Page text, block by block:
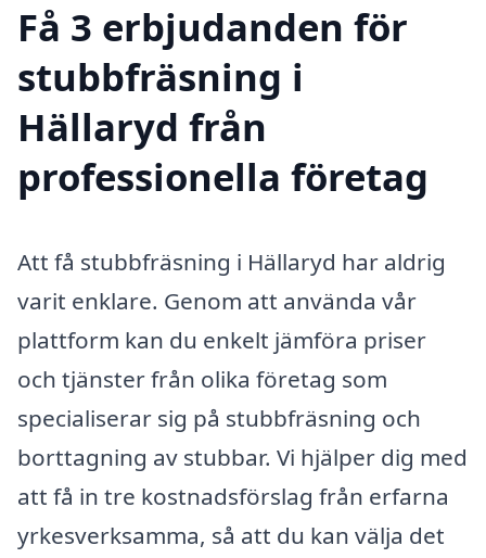
Få 3 erbjudanden för
stubbfräsning i
Hällaryd från
professionella företag
Att få stubbfräsning i Hällaryd har aldrig
varit enklare. Genom att använda vår
plattform kan du enkelt jämföra priser
och tjänster från olika företag som
specialiserar sig på stubbfräsning och
borttagning av stubbar. Vi hjälper dig med
att få in tre kostnadsförslag från erfarna
yrkesverksamma, så att du kan välja det